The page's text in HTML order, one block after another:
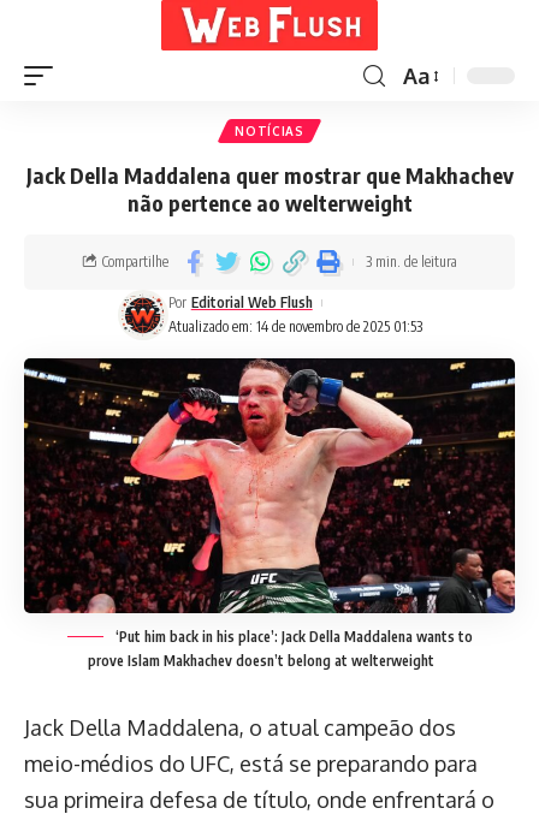
Aa
NOTÍCIAS
Jack Della Maddalena quer mostrar que Makhachev
não pertence ao welterweight
Atualizado em: 14 de novembro de 2025 01:53
Por Editorial Web Flush
Compartilhe 3 min. de leitura
‘Put him back in his place’: Jack Della Maddalena wants to
prove Islam Makhachev doesn’t belong at welterweight
Jack Della Maddalena, o atual campeão dos
meio-médios do UFC, está se preparando para
sua primeira defesa de título, onde enfrentará o